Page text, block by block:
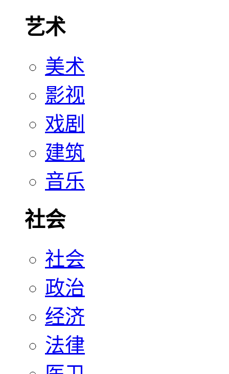
艺术
美术
影视
戏剧
建筑
音乐
社会
社会
政治
经济
法律